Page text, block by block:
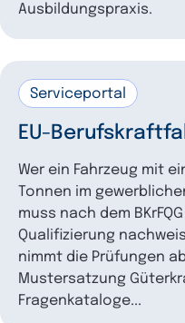
Ausbildungspraxis.
Serviceportal
EU-
Wer ein Fahrzeug mit
Tonnen im
muss nach dem
Qualifizierung
nimmt die Prüfungen
Mustersatzung
Fragenkataloge...